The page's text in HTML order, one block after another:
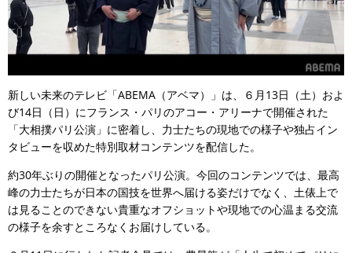
新しい未来のテレビ「ABEMA（アベマ）」は、６月13日（土）およ
び14日（日）にフランス・パリのアコー・アリーナで開催された
「大相撲パリ公演」に密着し、力士たちの現地での様子や独占イン
タビューを収めた特別取材コンテンツを配信した。
約30年ぶりの開催となったパリ公演。今回のコンテンツでは、最高
峰の力士たちが日本の国技を世界へ届ける姿だけでなく、土俵上で
は見ることのできない貴重なオフショットや現地での心温まる交流
の様子を余すところなくお届けしている。